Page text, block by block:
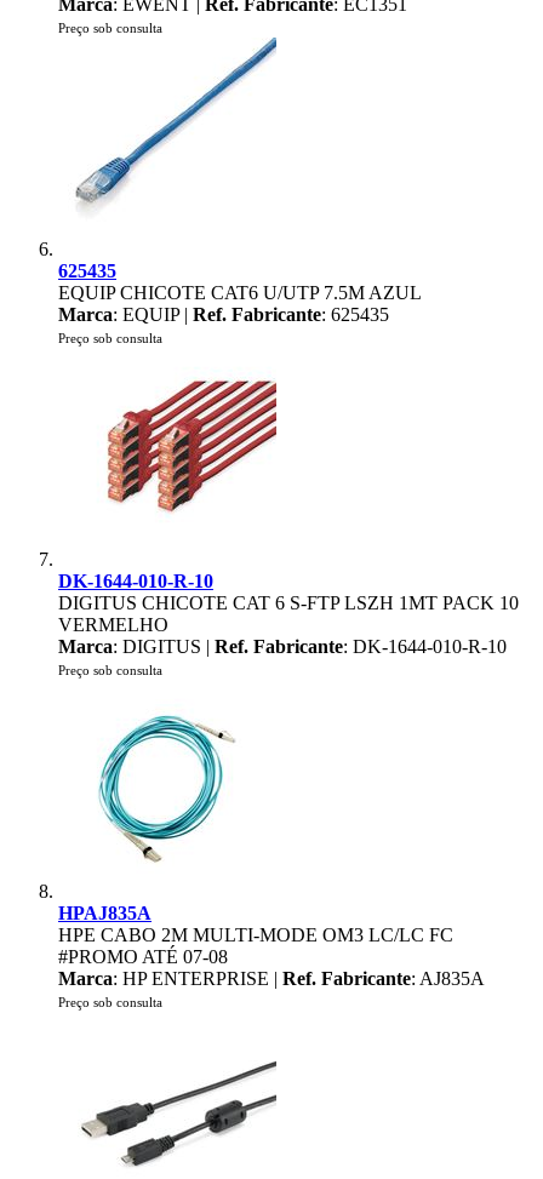
Marca: EWENT | Ref. Fabricante: EC1351
Preço sob consulta
625435
EQUIP CHICOTE CAT6 U/UTP 7.5M AZUL
Marca: EQUIP | Ref. Fabricante: 625435
Preço sob consulta
DK-1644-010-R-10
DIGITUS CHICOTE CAT 6 S-FTP LSZH 1MT PACK 10
VERMELHO
Marca: DIGITUS | Ref. Fabricante: DK-1644-010-R-10
Preço sob consulta
HPAJ835A
HPE CABO 2M MULTI-MODE OM3 LC/LC FC
#PROMO ATÉ 07-08
Marca: HP ENTERPRISE | Ref. Fabricante: AJ835A
Preço sob consulta